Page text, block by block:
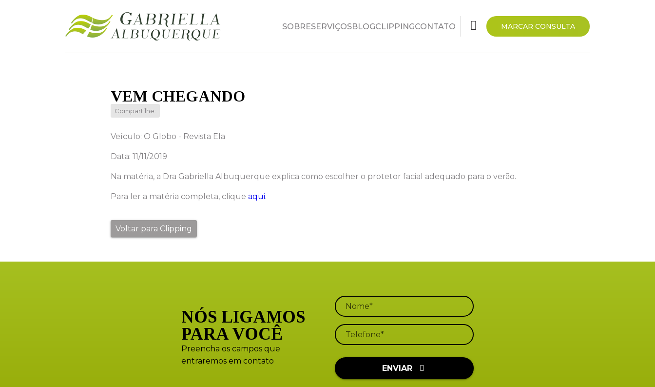
SOBRESERVIÇOSBLOGCLIPPINGCONTATO MARCAR CONSULTA
VEM CHEGANDO
Compartilhe:
Veículo: O Globo - Revista Ela
Data: 11/11/2019
Na matéria, a Dra Gabriella Albuquerque explica como escolher o protetor facial adequado para o verão.
Para ler a matéria completa, clique aqui.
Voltar para Clipping
NÓS LIGAMOS
PARA VOCÊ
Preencha os campos que
entraremos em contato
ENVIAR